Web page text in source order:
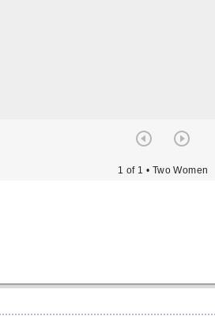
1 of 1 • Two Women